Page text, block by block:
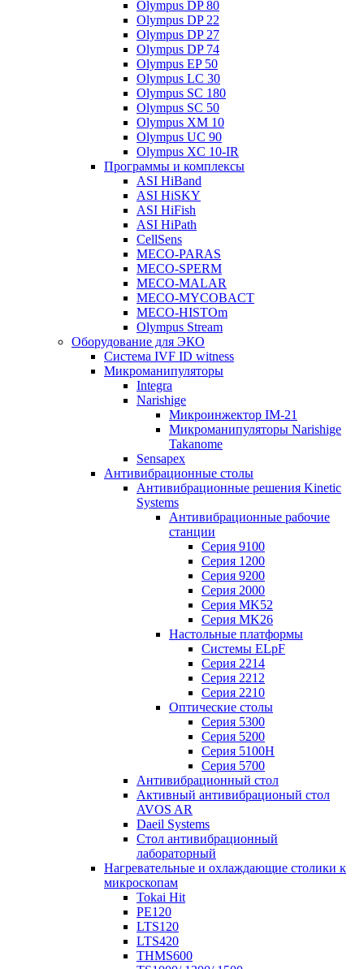
Olympus DP 80
Olympus DP 22
Olympus DP 27
Olympus DP 74
Olympus EP 50
Olympus LC 30
Olympus SC 180
Olympus SC 50
Olympus XM 10
Olympus UC 90
Olympus XC 10-IR
Программы и комплексы
ASI HiBand
ASI HiSKY
ASI HiFish
ASI HiPath
CellSens
MECO-PARAS
MECO-SPERM
MECO-MALAR
MECO-MYCOBACT
MECO-HISTOm
Olympus Stream
Оборудование для ЭКО
Система IVF ID witness
Микроманипуляторы
Integra
Narishige
Микроинжектор IM-21
Микроманипуляторы Narishige
Takanome
Sensapex
Антивибрационные столы
Антивибрационные решения Kinetic
Systems
Антивибрационные рабочие
станции
Серия 9100
Серия 1200
Серия 9200
Серия 2000
Серия MK52
Серия MK26
Настольные платформы
Системы ELpF
Серия 2214
Серия 2212
Серия 2210
Оптические столы
Серия 5300
Серия 5200
Серия 5100H
Серия 5700
Антивибрационный стол
Активный антивибрационый стол
AVOS AR
Daeil Systems
Стол антивибрационный
лабораторный
Нагревательные и охлаждающие столики к
микроскопам
Tokai Hit
PE120
LTS120
LTS420
THMS600